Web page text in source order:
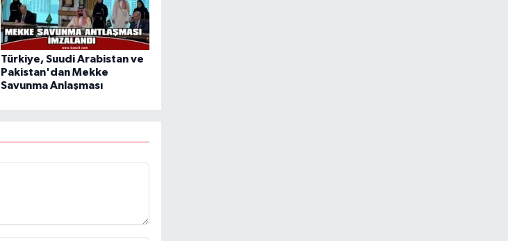
Türkiye, Suudi Arabistan ve
Pakistan'dan Mekke
Savunma Anlaşması